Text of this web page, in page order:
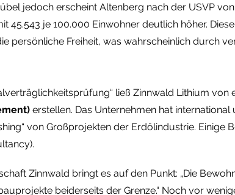
jedoch erscheint Altenberg nach der USVP
45.543 je 100.000 Einwohner deutlich höher.
persönliche Freiheit, was wahrscheinlich durch
ließ Zinnwald Lithium
erstellen. Das Unternehmen hat
von Großprojekten der Erdölindustrie. Einige
Zinnwald bringt es auf den Punkt: „Die
beiderseits der Grenze.“ Noch vor